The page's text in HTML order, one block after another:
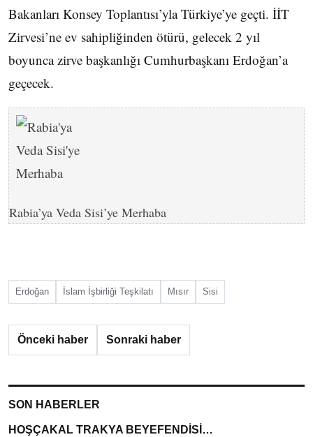
Bakanları Konsey Toplantısı’yla Türkiye’ye geçti. İİT
Zirvesi’ne ev sahipliğinden ötürü, gelecek 2 yıl
boyunca zirve başkanlığı Cumhurbaşkanı Erdoğan’a
geçecek.
Rabia’ya Veda Sisi’ye Merhaba
Erdoğan İslam İşbirliği Teşkilatı Mısır Sisi
Önceki haber Sonraki haber
SON HABERLER
HOŞÇAKAL TRAKYA BEYEFENDİSİ…